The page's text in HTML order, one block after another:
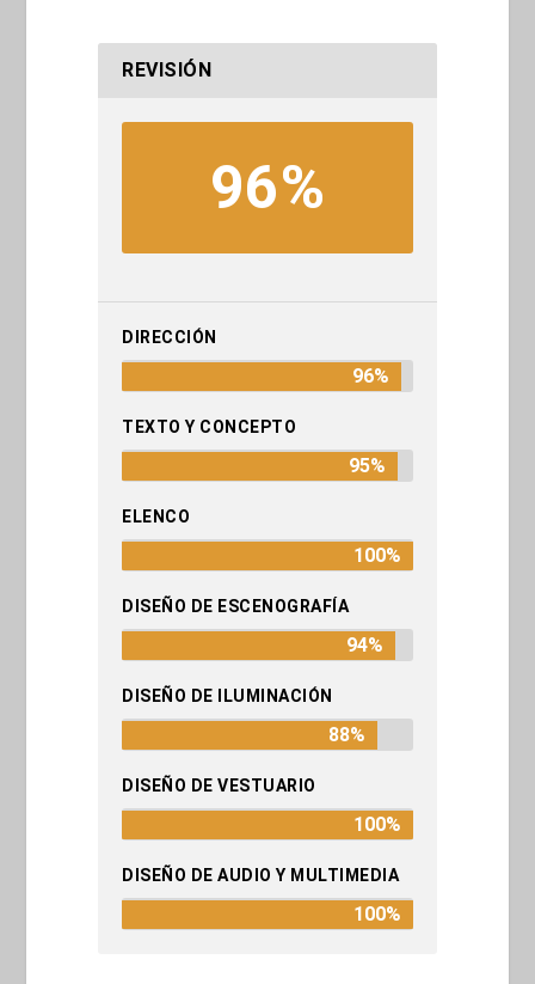
REVISIÓN
96%
DIRECCIÓN
96%
TEXTO Y CONCEPTO
95%
ELENCO
100%
DISEÑO DE ESCENOGRAFÍA
94%
DISEÑO DE ILUMINACIÓN
88%
DISEÑO DE VESTUARIO
100%
DISEÑO DE AUDIO Y MULTIMEDIA
100%